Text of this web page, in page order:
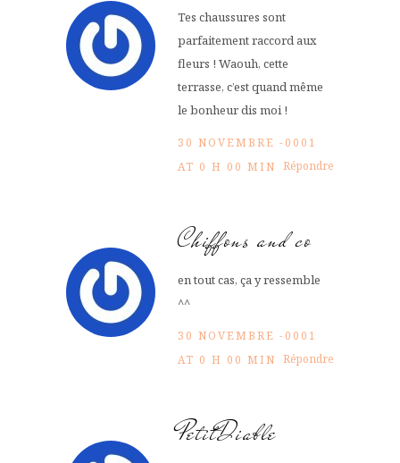
Tes chaussures sont
parfaitement raccord aux
fleurs ! Waouh, cette
terrasse, c’est quand même
le bonheur dis moi !
30 NOVEMBRE -0001
AT 0 H 00 MIN Répondre
Chiffons and co
en tout cas, ça y ressemble
^^
30 NOVEMBRE -0001
AT 0 H 00 MIN Répondre
PetitDiable